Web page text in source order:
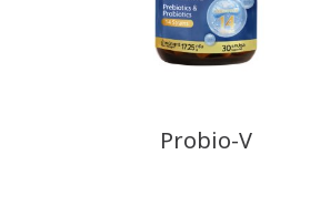
Probio-V